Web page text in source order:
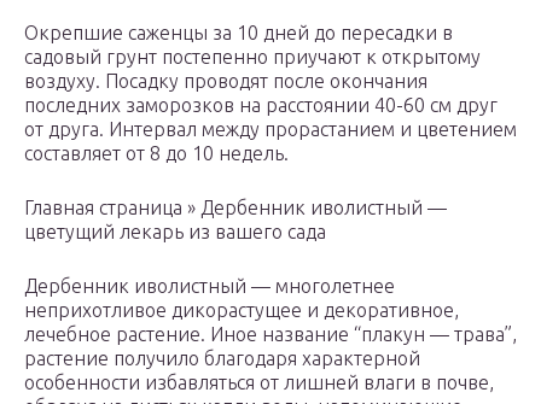
Окрепшие саженцы за 10 дней до пересадки в
садовый грунт постепенно приучают к открытому
воздуху. Посадку проводят после окончания
последних заморозков на расстоянии 40-60 см друг
от друга. Интервал между прорастанием и цветением
составляет от 8 до 10 недель.
Главная страница » Дербенник иволистный —
цветущий лекарь из вашего сада
Дербенник иволистный — многолетнее
неприхотливое дикорастущее и декоративное,
лечебное растение. Иное название “плакун — трава”,
растение получило благодаря характерной
особенности избавляться от лишней влаги в почве,